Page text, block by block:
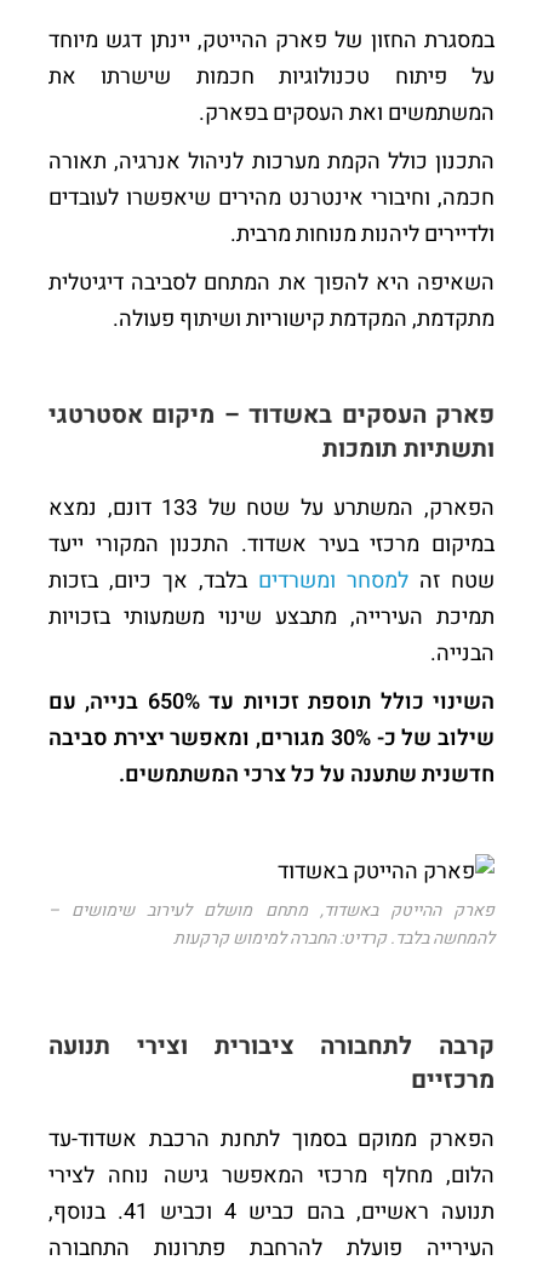
במסגרת החזון של פארק ההייטק, יינתן דגש מיוחד
על פיתוח טכנולוגיות חכמות שישרתו את
המשתמשים ואת העסקים בפארק.
התכנון כולל הקמת מערכות לניהול אנרגיה, תאורה
חכמה, וחיבורי אינטרנט מהירים שיאפשרו לעובדים
ולדיירים ליהנות מנוחות מרבית.
השאיפה היא להפוך את המתחם לסביבה דיגיטלית
מתקדמת, המקדמת קישוריות ושיתוף פעולה.
פארק העסקים באשדוד – מיקום אסטרטגי
ותשתיות תומכות
הפארק, המשתרע על שטח של 133 דונם, נמצא
במיקום מרכזי בעיר אשדוד. התכנון המקורי ייעד
שטח זה למסחר ומשרדים בלבד, אך כיום, בזכות
תמיכת העירייה, מתבצע שינוי משמעותי בזכויות
הבנייה.
השינוי כולל תוספת זכויות עד 650% בנייה, עם
שילוב של כ- 30% מגורים, ומאפשר יצירת סביבה
חדשנית שתענה על כל צרכי המשתמשים.
פארק ההייטק באשדוד, מתחם מושלם לעירוב שימושים –
להמחשה בלבד. קרדיט: החברה למימוש קרקעות
קרבה לתחבורה ציבורית וצירי תנועה
מרכזיים
הפארק ממוקם בסמוך לתחנת הרכבת אשדוד-עד
הלום, מחלף מרכזי המאפשר גישה נוחה לצירי
תנועה ראשיים, בהם כביש 4 וכביש 41. בנוסף,
העירייה פועלת להרחבת פתרונות התחבורה